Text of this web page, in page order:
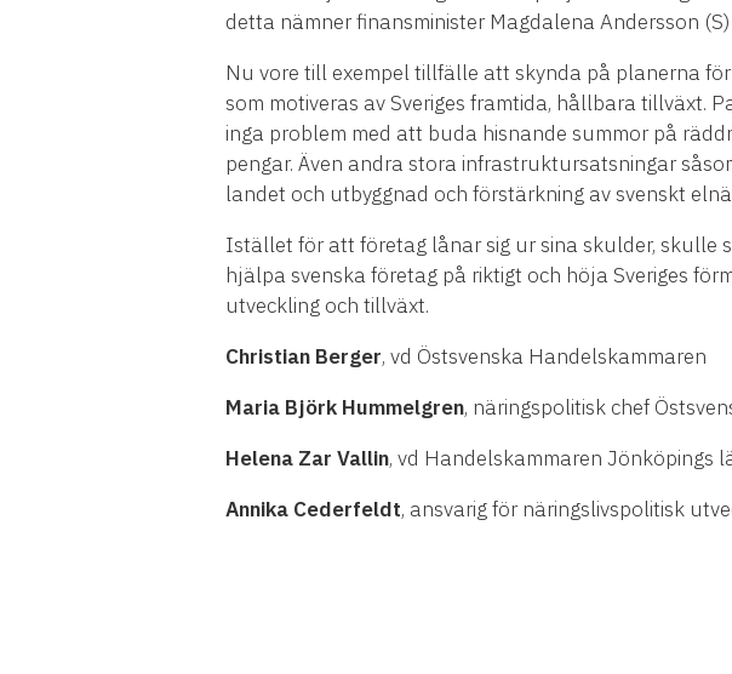
detta nämner finansminister Magdalena Andersson
Nu vore till exempel tillfälle att skynda på planerna
som motiveras av Sveriges framtida, hållbara tillväxt.
inga problem med att buda hisnande summor på
pengar. Även andra stora infrastruktursatsningar
landet och utbyggnad och förstärkning av svenskt
Istället för att företag lånar sig ur sina skulder, skulle
hjälpa svenska företag på riktigt och höja Sveriges
utveckling och tillväxt.
Christian Berger, vd Östsvenska Handelskammaren
Maria Björk Hummelgren, näringspolitisk chef
Helena Zar Vallin, vd Handelskammaren Jönköpings
Annika Cederfeldt, ansvarig för näringslivspolitisk